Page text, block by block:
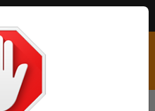
QUE CHEGAM A R$